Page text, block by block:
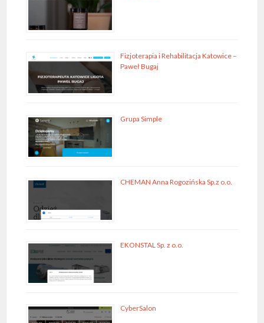
Fizjoterapia i Rehabilitacja Katowice –
Paweł Bugaj
Grupa Simple
CHEMAN Anna Rogozińska Sp.z o.o.
EKONSTAL Sp. z o.o.
CyberSalon